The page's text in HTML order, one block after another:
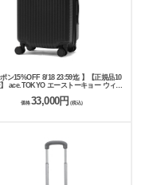
ポン15%OFF 8/18 23:59迄 】【正規品10
ace.TOKYO エーストーキョー ウィー
価格33,000円 (税込)